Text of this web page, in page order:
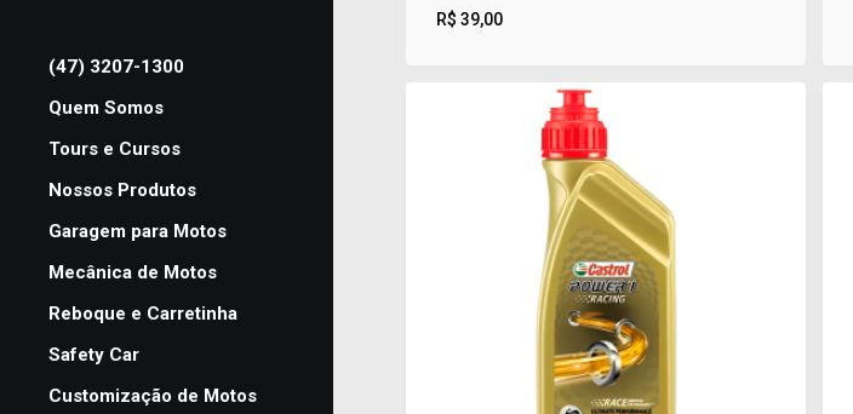
(47) 3207-1300
Quem Somos
Tours e Cursos
Nossos Produtos
Garagem para Motos
Mecânica de Motos
Reboque e Carretinha
Safety Car
Customização de Motos
R$ 39,00